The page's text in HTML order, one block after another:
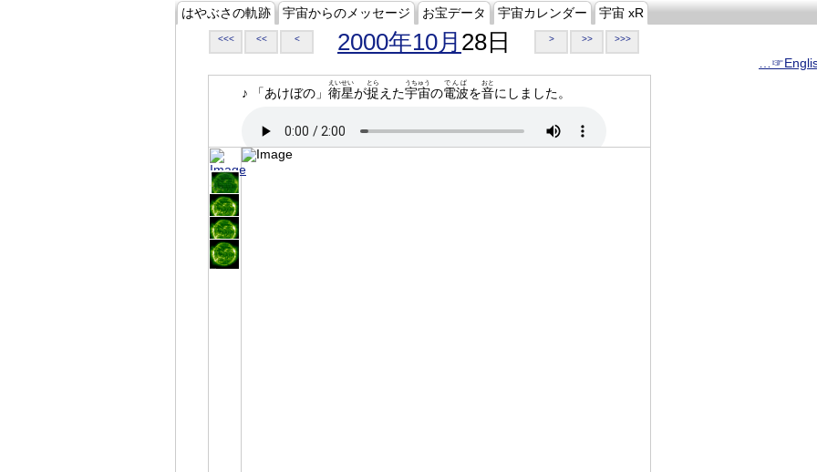
はやぶさの軌跡 宇宙からのメッセージ お宝データ 宇宙カレンダー 宇宙 xR
<<< << < 2000年10月 28日 > >> >>>
♪ 「あけぼの」 衛星
えいせい
が捉
とら
えた宇宙
うちゅう
の電波
でんぱ
を音
おと
にしました。